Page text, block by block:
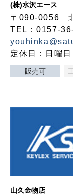
(株)水沢エース
〒090-0056
TEL：0157-
定休日：日曜
販売可
山久金物店